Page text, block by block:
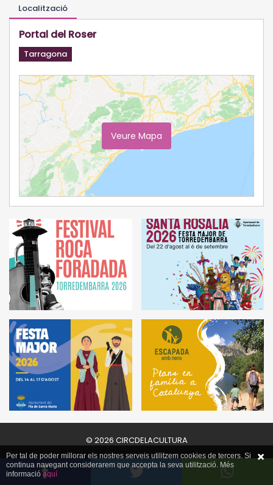
Localització
Portal del Roser
Tarragona
Veure Mapa
© 2026 CIRCDELACULTURA
Per tal de poder millorar els nostres serveis utilitzem cookies de tercers. Si
continua navegant considerarem que accepta la seva utilització. Més
informacióaquí